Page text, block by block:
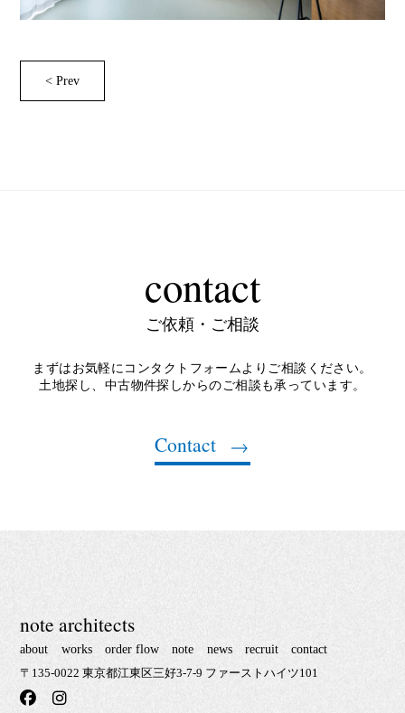
< Prev
contact
ご依頼・ご相談
まずはお気軽にコンタクトフォームよりご相談ください。
土地探し、中古物件探しからのご相談も承っています。
Contact
note architects
about works order flow note news recruit contact
〒135-0022 東京都江東区三好3-7-9 ファーストハイツ101